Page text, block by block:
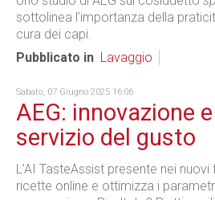
sottolinea l’importanza della
cura dei capi.
Pubblicato in Lavaggio
Sabato, 07 Giugno 2025 16:06
AEG: innovazione
servizio del gusto
L’AI TasteAssist presente nei
ricette online e ottimizza i